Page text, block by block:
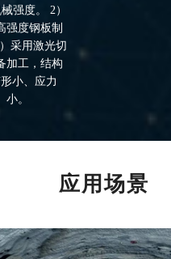
强度。 2）
强度钢板制
采用激光切
加工，结构
小、应力
小。
应用场景